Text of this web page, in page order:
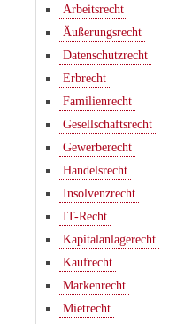
Arbeitsrecht
Äußerungsrecht
Datenschutzrecht
Erbrecht
Familienrecht
Gesellschaftsrecht
Gewerberecht
Handelsrecht
Insolvenzrecht
IT-Recht
Kapitalanlagerecht
Kaufrecht
Markenrecht
Mietrecht